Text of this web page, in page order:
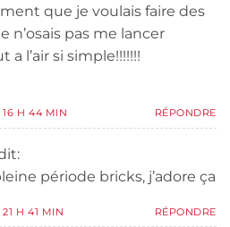
que je voulais faire des
n’osais pas me lancer
a l’air si simple!!!!!!!
H 44 MIN RÉPONDRE
période bricks, j’adore ça
H 41 MIN RÉPONDRE